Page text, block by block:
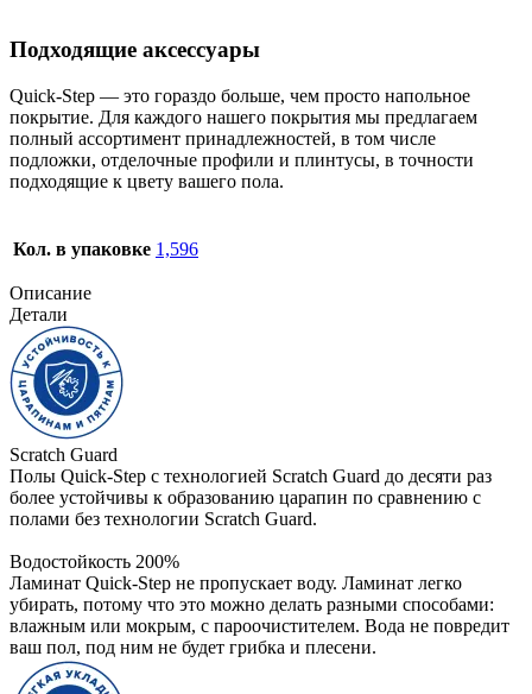
Подходящие аксессуары
Quick-Step — это гораздо больше, чем просто напольное
покрытие. Для каждого нашего покрытия мы предлагаем
полный ассортимент принадлежностей, в том числе
подложки, отделочные профили и плинтусы, в точности
подходящие к цвету вашего пола.
Кол. в упаковке 1,596
Описание
Детали
Scratch Guard
Полы Quick-Step с технологией Scratch Guard до десяти раз
более устойчивы к образованию царапин по сравнению с
полами без технологии Scratch Guard.
Водостойкость 200%
Ламинат Quick-Step не пропускает воду. Ламинат легко
убирать, потому что это можно делать разными способами:
влажным или мокрым, с пароочистителем. Вода не повредит
ваш пол, под ним не будет грибка и плесени.